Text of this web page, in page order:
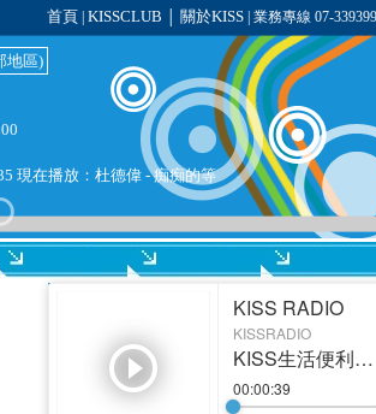
首頁 KISSCLUB 關於KISS| 業務專線 07-
地區)
現在播放： 杜德偉- 痴痴的等